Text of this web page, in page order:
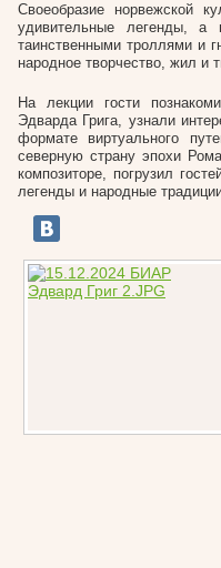
Своеобразие норвежской
удивительные легенды,
таинственными троллями и
народное творчество, жил и
На лекции гости
Эдварда Грига, узнали
формате виртуального
северную страну эпохи
композиторе, погрузил
легенды и народные